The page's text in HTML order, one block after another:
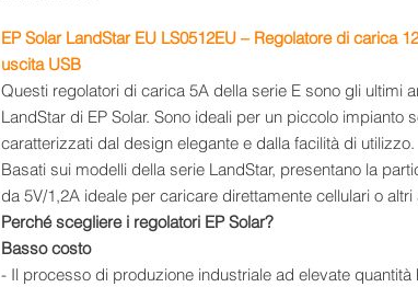
EP Solar LandStar EU LS0512EU – Regolatore di carica
uscita USB
Questi regolatori di carica 5A della serie E sono gli ultimi
LandStar di EP Solar. Sono ideali per un piccolo impianto
caratterizzati dal design elegante e dalla facilità di utilizzo.
Basati sui modelli della serie LandStar, presentano la
da 5V/1,2A ideale per caricare direttamente cellulari o
Perché scegliere i regolatori EP Solar?
Basso costo
- Il processo di produzione industriale ad elevate